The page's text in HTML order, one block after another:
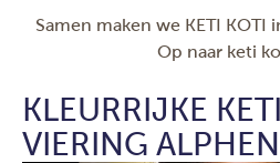
Samen maken we KETI KOTI
Op naar keti
KLEURRIJKE
VIERING